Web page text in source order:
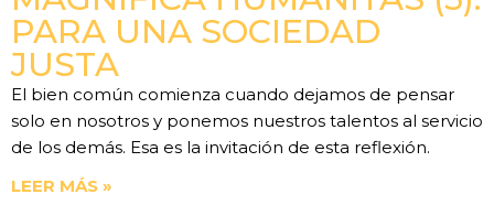
PARA UNA SOCIEDAD
JUSTA
El bien común comienza cuando dejamos de pensar
solo en nosotros y ponemos nuestros talentos al servicio
de los demás. Esa es la invitación de esta reflexión.
LEER MÁS »